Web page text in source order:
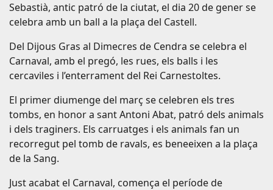
Sebastià, antic patró de la ciutat, el dia 20 de gener se
celebra amb un ball a la plaça del Castell.
Del Dijous Gras al Dimecres de Cendra se celebra el
Carnaval, amb el pregó, les rues, els balls i les
cercaviles i l’enterrament del Rei Carnestoltes.
El primer diumenge del març se celebren els tres
tombs, en honor a sant Antoni Abat, patró dels animals
i dels traginers. Els carruatges i els animals fan un
recorregut pel tomb de ravals, es beneeixen a la plaça
de la Sang.
Just acabat el Carnaval, comença el període de